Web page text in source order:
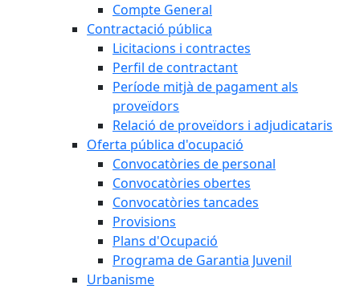
Compte General
Contractació pública
Licitacions i contractes
Perfil de contractant
Període mitjà de pagament als
proveïdors
Relació de proveïdors i adjudicataris
Oferta pública d'ocupació
Convocatòries de personal
Convocatòries obertes
Convocatòries tancades
Provisions
Plans d'Ocupació
Programa de Garantia Juvenil
Urbanisme